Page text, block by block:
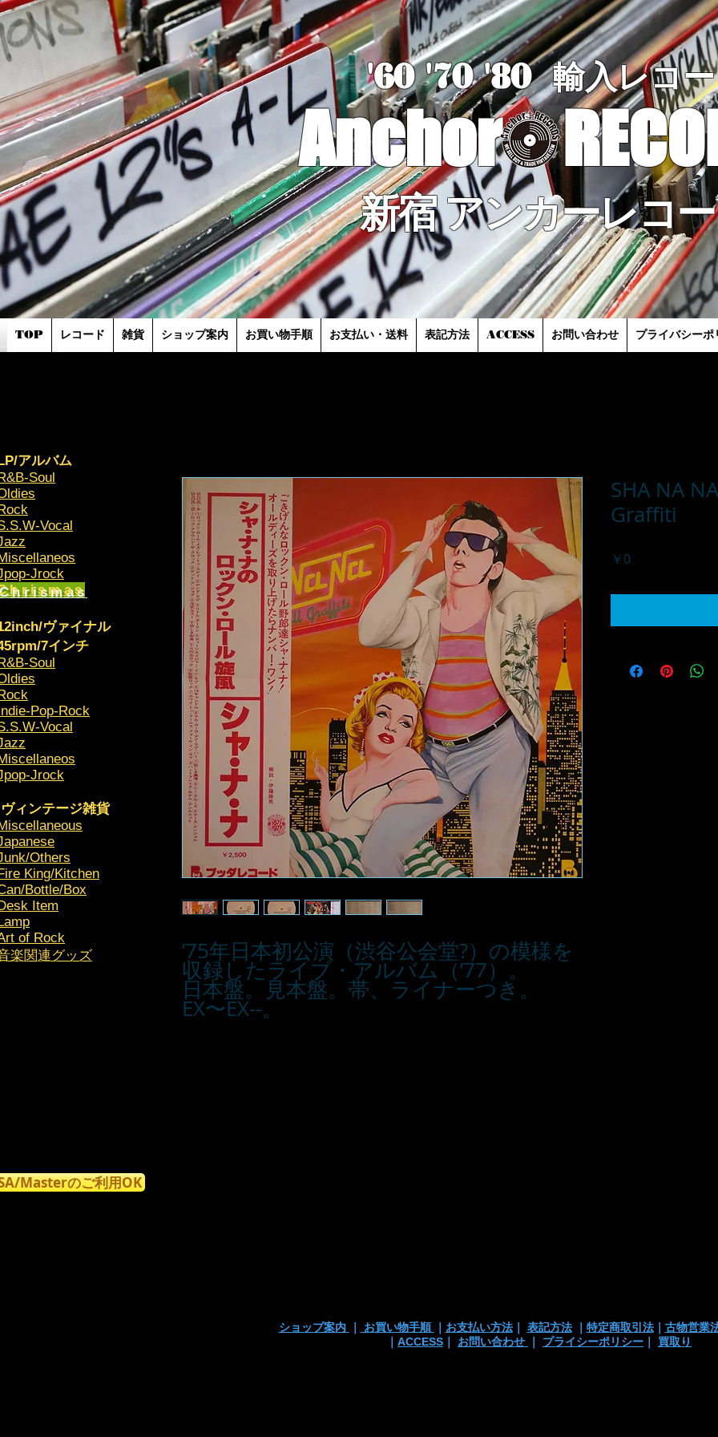
TOP レコード 雑貨 ショップ案内 お買い物手順 お支払い・送料 表記方法 ACCESS お問い合わせ プライバシーポ
’75年日本初公演（渋谷公会堂?）の模様を
収録したライブ・アルバム（’77）。
日本盤。見本盤。帯、ライナーつき。
EX〜EX--。
SHA NA
Graffiti
￥0価
'60 '70'80 輸入レコ
Anchor
新宿 アンカーレコ
Masterのご利用OK
アルバム
Soul
Vocal
Jrock
ヴァイナル
7インチ
Soul
Pop-Rock
Vocal
Jrock
ヴィンテージ雑貨
Others
King/Kitchen
Bottle/Box
Item
of Rock
楽関連グッズ
ショップ案内 お買い物手順 お支払い方法｜ 表記方法｜ 特定商取引法｜ 古物営業
ACCESS お問い合わせ プライシーポリシー 買取り